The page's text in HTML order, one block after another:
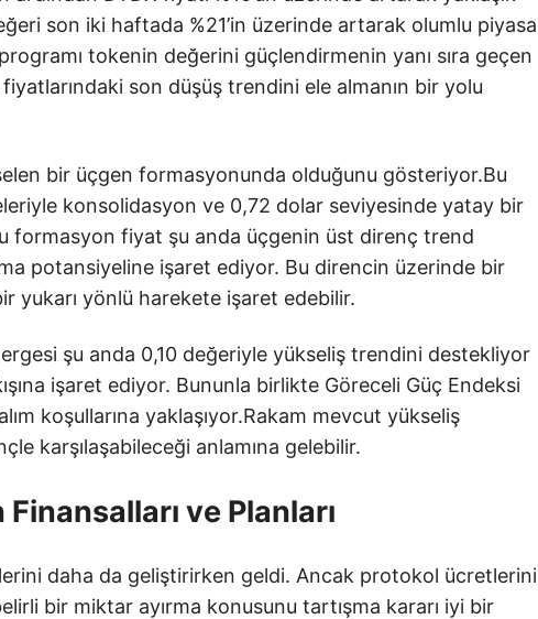
son iki haftada %21’in üzerinde artarak olumlu piyasa
programı tokenin değerini güçlendirmenin yanı sıra geçen
fiyatlarındaki son düşüş trendini ele almanın bir yolu
bir üçgen formasyonunda olduğunu gösteriyor.Bu
konsolidasyon ve 0,72 dolar seviyesinde yatay bir
formasyon fiyat şu anda üçgenin üst direnç trend
potansiyeline işaret ediyor. Bu direncin üzerinde bir
yukarı yönlü harekete işaret edebilir.
şu anda 0,10 değeriyle yükseliş trendini destekliyor
işaret ediyor. Bununla birlikte Göreceli Güç Endeksi
koşullarına yaklaşıyor.Rakam mevcut yükseliş
karşılaşabileceği anlamına gelebilir.
ve Planları
daha da geliştirirken geldi. Ancak protokol ücretlerini
bir miktar ayırma konusunu tartışma kararı iyi bir